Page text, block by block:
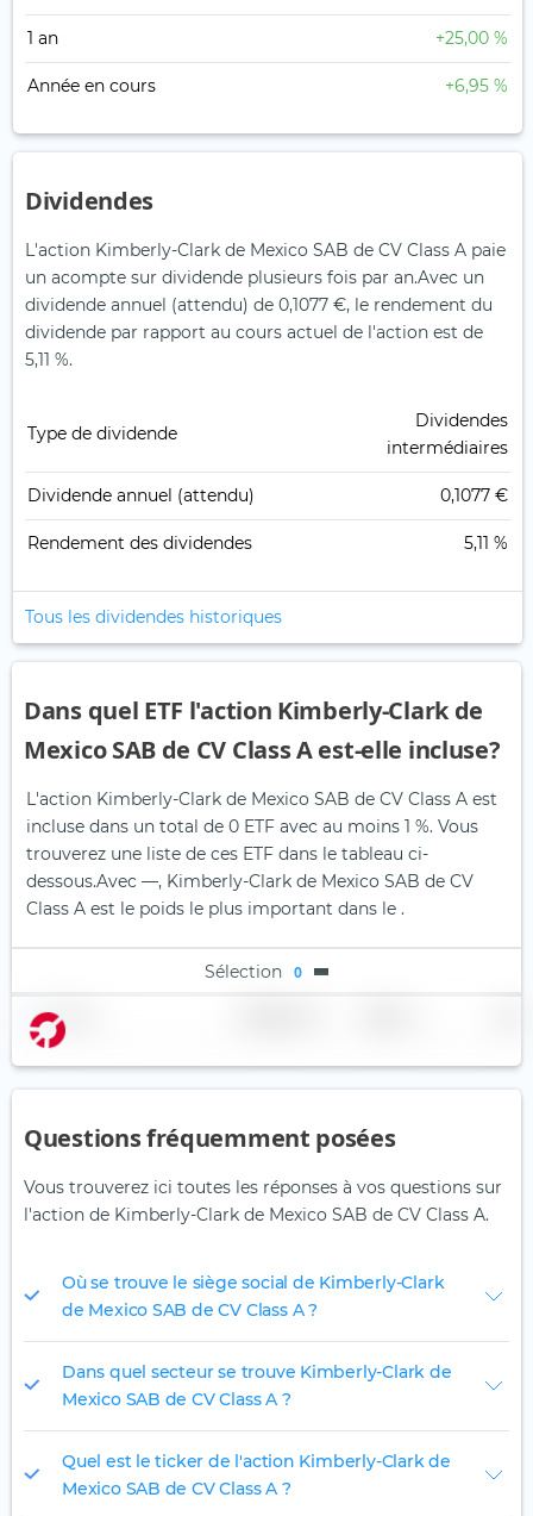
1 an +25,00 %
Année en cours +6,95 %
Dividendes
L'action Kimberly-Clark de Mexico SAB de CV Class A paie
un acompte sur dividende plusieurs fois par an.Avec un
dividende annuel (attendu) de 0,1077 €, le rendement du
dividende par rapport au cours actuel de l'action est de
5,11 %.
Type de dividende
Dividendes
intermédiaires
Dividende annuel (attendu) 0,1077 €
Rendement des dividendes 5,11 %
Tous les dividendes historiques
Dans quel ETF l'action Kimberly-Clark de
Mexico SAB de CV Class A est-elle incluse?
L'action Kimberly-Clark de Mexico SAB de CV Class A est
incluse dans un total de 0 ETF avec au moins 1 %. Vous
trouverez une liste de ces ETF dans le tableau ci-
dessous.Avec —, Kimberly-Clark de Mexico SAB de CV
Class A est le poids le plus important dans le .
Sélection 0
Nom
Questions fréquemment posées
Vous trouverez ici toutes les réponses à vos questions sur
l'action de Kimberly-Clark de Mexico SAB de CV Class A.
Où se trouve le siège social de Kimberly-Clark
de Mexico SAB de CV Class A ?
Dans quel secteur se trouve Kimberly-Clark de
Mexico SAB de CV Class A ?
Quel est le ticker de l'action Kimberly-Clark de
Mexico SAB de CV Class A ?